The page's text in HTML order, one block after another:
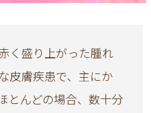
く盛り上がった腫れ
皮膚疾患で、主にか
とんどの場合、数十分